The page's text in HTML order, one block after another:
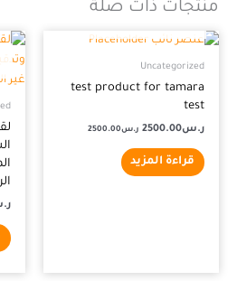
منتجات ذات صلة
Uncategorized
test product for tamara
test
ر.س2500.00 ر.س2500.00
قراءة المزيد